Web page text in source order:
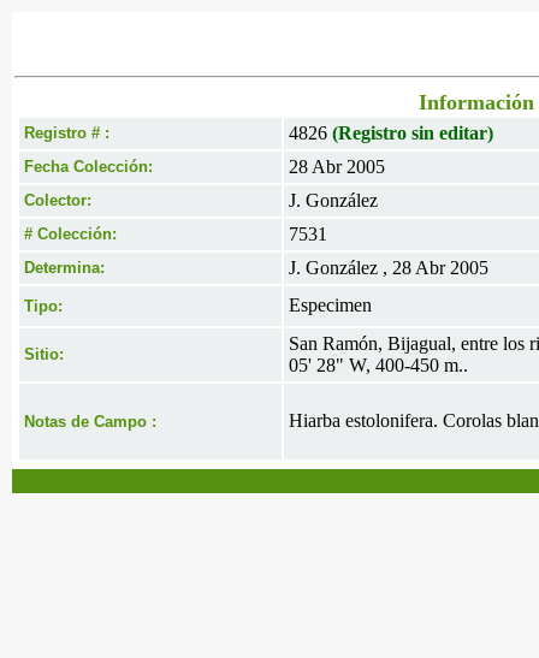
Información
Registro # : 4826 (Registro sin editar)
Fecha Colección: 28 Abr 2005
Colector: J. González
# Colección: 7531
Determina: J. González , 28 Abr 2005
Tipo: Especimen
Sitio:
San Ramón, Bijagual, entre los
05' 28" W, 400-450 m..
Notas de Campo : Hiarba estolonifera. Corolas